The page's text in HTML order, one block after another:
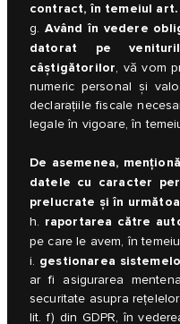
contract, în temeiul art.
g. Având în vedere
datorat pe
câștigătorilor, vă vom
numeric personal și
declarațiile fiscale
legale în vigoare, în
De asemenea,
datele cu caracter
prelucrate și în
h. raportarea către
pe care le avem, în
i. gestionarea
ar fi asigurarea
securitate asupra
lit. f) din GDPR, în